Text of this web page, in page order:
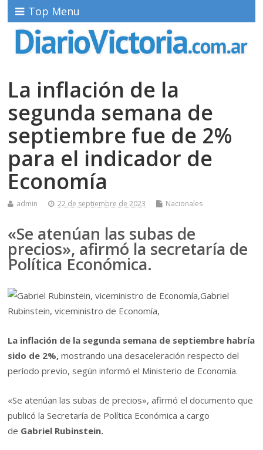
Top Menu
La inflación de la
segunda semana de
septiembre fue de 2%
para el indicador de
Economía
admin 22 de septiembre de 2023 Nacionales
«Se atenúan las subas de
precios», afirmó la secretaría de
Política Económica.
Gabriel
Rubinstein, viceministro de Economía,
La inflación de la segunda semana de septiembre habría
sido de 2%, mostrando una desaceleración respecto del
período previo, según informó el Ministerio de Economía.
«Se atenúan las subas de precios», afirmó el documento que
publicó la Secretaría de Política Económica a cargo
de Gabriel Rubinstein.